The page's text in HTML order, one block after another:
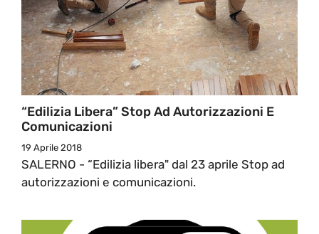
“Edilizia Libera” Stop Ad Autorizzazioni E
Comunicazioni
19 Aprile 2018
SALERNO - “Edilizia libera" dal 23 aprile Stop ad
autorizzazioni e comunicazioni.